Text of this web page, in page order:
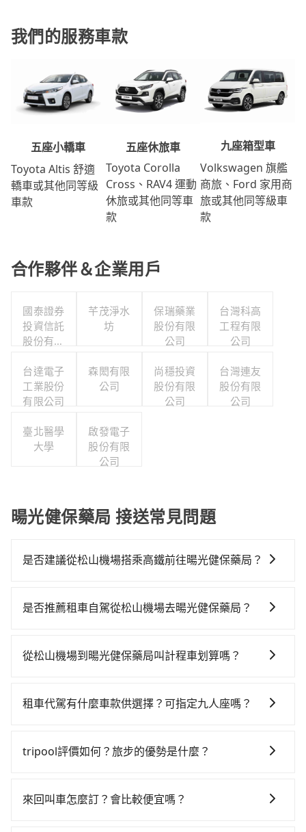
我們的服務車款
五座小轎車
Toyota Altis 舒適
轎車或其他同等級
車款
五座休旅車
Toyota Corolla
Cross、RAV4 運動
休旅或其他同等車
款
九座箱型車
Volkswagen 旗艦
商旅、Ford 家用商
旅或其他同等級車
款
合作夥伴＆企業用戶
國泰證券
投資信託
股份有限
芊茂淨水
坊
保瑞藥業
股份有限
公司
台灣科高
工程有限
公司
台達電子
工業股份
有限公司
森閎有限
公司
尚穩投資
股份有限
公司
台灣連友
股份有限
公司
臺北醫學
大學
啟發電子
股份有限
公司
暘光健保藥局 接送常見問題
是否建議從松山機場搭乘高鐵前往暘光健保藥局？
費時、轉車麻煩！從最早06:26一直到23:00，台北-新竹
300元、車程約17分鐘。抵達高鐵站後，步行進站、現
票價290元，再用5分鐘出站、等待車站前排班的計程
共1小時35分鐘，假設3位同行，高鐵加轉乘之平均每人
搭乘高鐵而不預約包車，不僅每人至少額外負擔20元車
是否推薦租車自駕從松山機場去暘光健保藥局？
花費可能不小。租車公司一般以天為單位計費，小轎車
約$4,500，油錢（每公里約3元）、eTag（每公里約1
務，所以要不當天就需往返松山機場與暘光健保藥局，
程專車接送才是前往最便宜方便的選擇。
從松山機場到暘光健保藥局叫計程車划算嗎？
灣大車隊、Uber、Line Taxi、Yoxi等，如果在路邊攔不
依照里程跳錶計算，價格約為1,990~2,400元間，但如改
密度僅雙北的1.3%，其叫車的難度是雙北市的80倍。綜
租車代駕有什麼車款供選擇？可指定九人座嗎？
型車為主，車款品牌以豐田Toyota、福特Ford、福斯
車，百分百無菸車，乘客均有最高500萬乘客險。如果有
tripool評價如何？旅步的優勢是什麼？
定及可靠的，大多數的使用者都給予了高分評價。此
來回叫車怎麼訂？會比較便宜嗎？